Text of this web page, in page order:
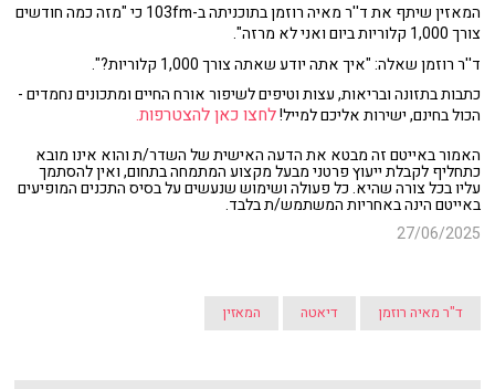
המאזין שיתף את ד''ר מאיה רוזמן בתוכניתה ב-103fm כי "מזה כמה חודשים
צורך 1,000 קלוריות ביום ואני לא מרזה".
ד''ר רוזמן שאלה: "איך אתה יודע שאתה צורך 1,000 קלוריות?".
כתבות בתזונה ובריאות, עצות וטיפים לשיפור אורח החיים ומתכונים נחמדים -
הכול בחינם, ישירות אליכם למייל!לחצו כאן להצטרפות.
האמור באייטם זה מבטא את הדעה האישית של השדר/ת והוא אינו מובא
כתחליף לקבלת ייעוץ פרטני מבעל מקצוע המתמחה בתחום, ואין להסתמך
עליו בכל צורה שהיא. כל פעולה ושימוש שנעשים על בסיס התכנים המופיעים
באייטם הינה באחריות המשתמש/ת בלבד.
27/06/2025
ד"ר מאיה רוזמן דיאטה המאזין